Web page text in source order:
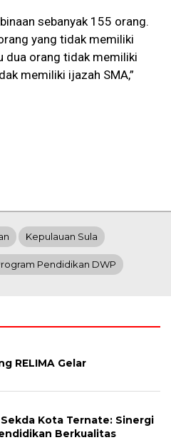
sebanyak 155 orang.
yang tidak memiliki
dua orang tidak memiliki
memiliki ijazah SMA,”
Kepulauan Sula
Pendidikan DWP
RELIMA Gelar
Sekda Kota Ternate: Sinergi
Berkualitas